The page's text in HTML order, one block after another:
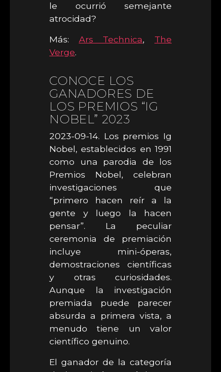
le ocurrió semejante
atrocidad?
Más: Ars Technica, The
Verge.
CONOCE LOS
GANADORES DE
LOS PREMIOS “IG
NOBEL” 2023
2023-09-14. Los premios Ig
Nobel, establecidos en 1991
como una parodia de los
Premios Nobel, celebran
investigaciones que
“primero hacen reír a la
gente y luego la hacen
pensar”. La peculiar
ceremonia de premiación
incluye mini-óperas,
demostraciones científicas
y otras curiosidades.
Aunque la investigación
premiada puede parecer
absurda a primera vista, a
menudo tiene un valor
científico genuino.
El ganador de la categoría